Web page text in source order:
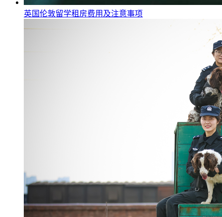
英国伦敦留学租房费用及注意事项